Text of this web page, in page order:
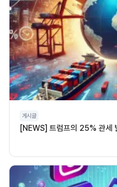
게시글
[NEWS] 트럼프의 25% 관세